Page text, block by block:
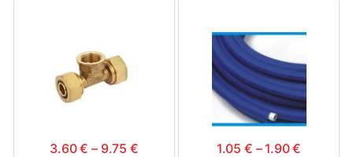
3.60€ – 9.75 € 1.05 € – 1.90€